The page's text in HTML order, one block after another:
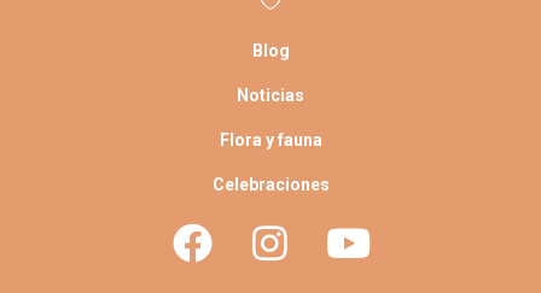
Blog
Noticias
Flora y fauna
Celebraciones